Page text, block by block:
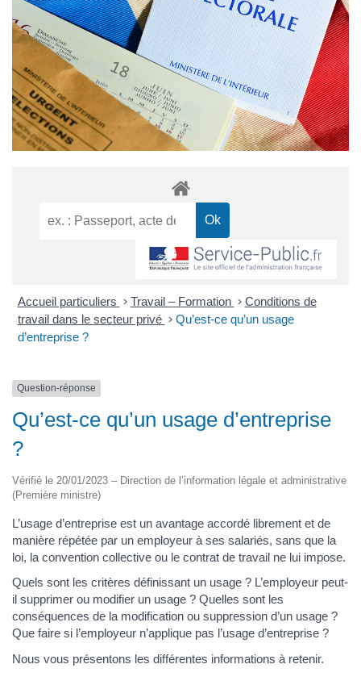
Accueil particuliers > Travail – Formation > Conditions de
travail dans le secteur privé > Qu’est-ce qu’un usage
d’entreprise ?
Question-réponse
Qu’est-ce qu’un usage d’entreprise
?
Vérifié le 20/01/2023 – Direction de l’information légale et administrative
(Première ministre)
L’usage d’entreprise est un avantage accordé librement et de
manière répétée par un employeur à ses salariés, sans que la
loi, la convention collective ou le contrat de travail ne lui impose.
Quels sont les critères définissant un usage ? L’employeur peut-
il supprimer ou modifier un usage ? Quelles sont les
conséquences de la modification ou suppression d’un usage ?
Que faire si l’employeur n’applique pas l’usage d’entreprise ?
Nous vous présentons les différentes informations à retenir.